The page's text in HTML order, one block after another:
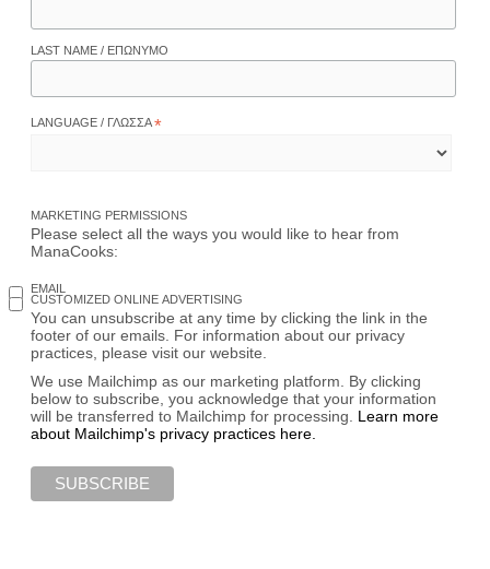
LAST NAME / ΕΠΏΝΥΜΟ
LANGUAGE / ΓΛΏΣΣΑ*
MARKETING PERMISSIONS
Please select all the ways you would like to hear from
ManaCooks:
EMAIL
CUSTOMIZED ONLINE ADVERTISING
You can unsubscribe at any time by clicking the link in the
footer of our emails. For information about our privacy
practices, please visit our website.
We use Mailchimp as our marketing platform. By clicking
below to subscribe, you acknowledge that your information
will be transferred to Mailchimp for processing. Learn more
about Mailchimp's privacy practices here.